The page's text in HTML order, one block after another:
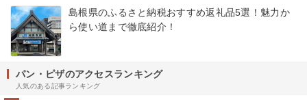
島根県のふるさと納税おすすめ返礼品5選！魅力か
ら使い道まで徹底紹介！
パン・ピザのアクセスランキング
人気のある記事ランキング